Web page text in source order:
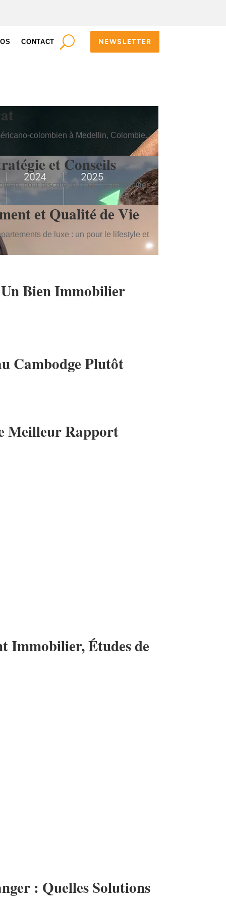
CONTACT NEWSLETTER
colombien à Medellin, Colombie.
et Conseils
pour discuter du marché immobilier
et Qualité de Vie
de luxe : un pour le lifestyle et
Bien Immobilier
Cambodge Plutôt
Meilleur Rapport
Immobilier, Études de
: Quelles Solutions